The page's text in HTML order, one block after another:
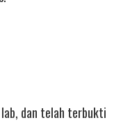
dan telah terbukti